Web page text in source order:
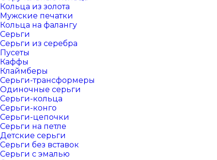
Кольца из золота
Мужские печатки
Кольца на фалангу
Серьги
Серьги из серебра
Пусеты
Каффы
Клаймберы
Серьги-трансформеры
Одиночные серьги
Серьги-кольца
Серьги-конго
Серьги-цепочки
Серьги на петле
Детские серьги
Серьги без вставок
Серьги с эмалью